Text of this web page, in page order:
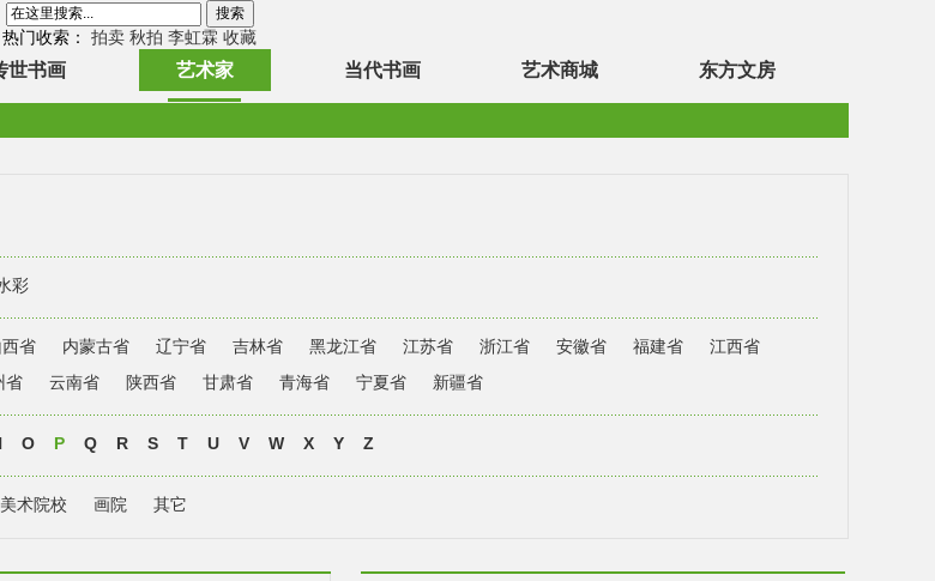
热门收索： 拍卖 秋拍 李虹霖 收藏
世书画 艺术家 当代书画 艺术商城 东方文房
彩
西省 内蒙古省 辽宁省 吉林省 黑龙江省 江苏省 浙江省 安徽省 福建省
江西省
省 云南省 陕西省 甘肃省 青海省 宁夏省 新疆省
O P Q R S T U V W X Y Z
美术院校 画院 其它